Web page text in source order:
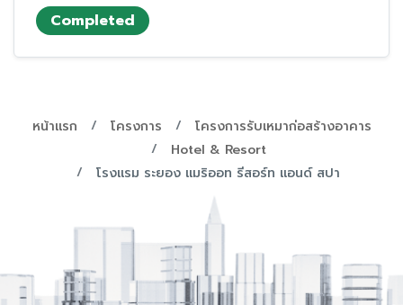
Completed
หน้าแรก โครงการ
โครงการรับเหมาก่อสร้างอาคาร
Hotel & Resort
โรงแรม ระยอง แมริออท รีสอร์ท แอนด์ สปา